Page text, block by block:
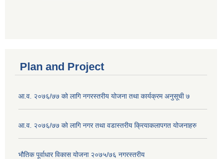
Plan and Project
आ.व. २०७६/७७ को लागि नगरस्तरीय योजना तथा कार्यक्रम अनुसूची ७
आ.व. २०७६/७७ को लागि नगर तथा वडास्तरीय क्रियाकलापगत योजनाहरु
भौतिक पूर्वाधार विकास योजना २०७५/७६ नगरस्तरीय